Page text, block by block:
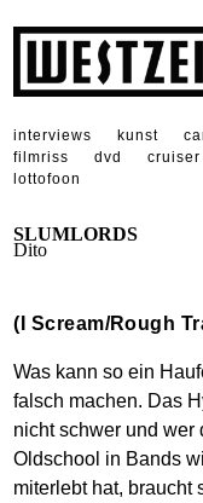
interviews kunst
filmriss
dvd cruiser
lottofoon
SLUMLORDS
Dito
(I Scream/Rough
Was kann so ein
falsch machen. Das
nicht schwer und wer
Oldschool in Bands
miterlebt hat, braucht